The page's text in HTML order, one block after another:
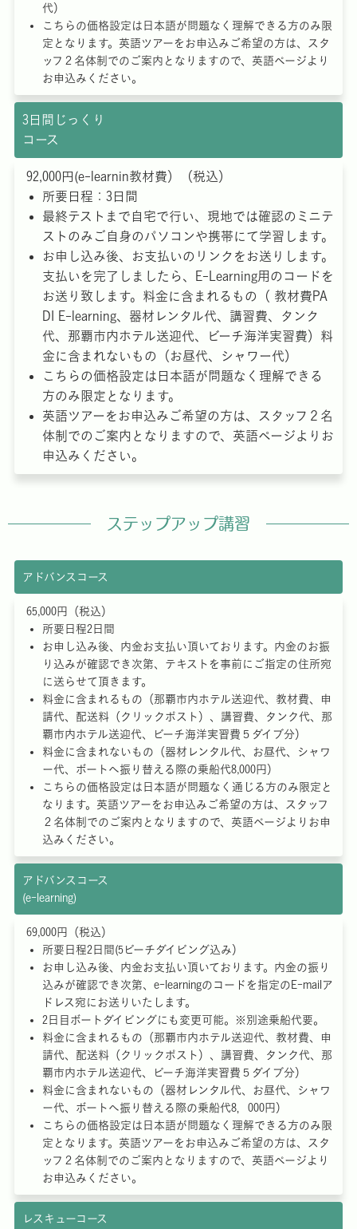
代）
こちらの価格設定は日本語が問題なく理解できる方のみ限
定となります。英語ツアーをお申込みご希望の方は、スタ
ッフ２名体制でのご案内となりますので、英語ページより
お申込みください。
3日間じっくり
コース
92,000円(e-learnin教材費）（税込）
所要日程：3日間
最終テストまで自宅で行い、現地では確認のミニテ
ストのみご自身のパソコンや携帯にて学習します。
お申し込み後、お支払いのリンクをお送りします。
支払いを完了しましたら、E-Learning用のコードを
お送り致します。料金に含まれるもの（ 教材費PA
DI E-learning、器材レンタル代、講習費、タンク
代、那覇市内ホテル送迎代、ビーチ海洋実習費）料
金に含まれないもの（お昼代、シャワー代）
こちらの価格設定は日本語が問題なく理解できる
方のみ限定となります。
英語ツアーをお申込みご希望の方は、スタッフ２名
体制でのご案内となりますので、英語ページよりお
申込みください。
ステップアップ講習
アドバンスコース
65,000円（税込）
所要日程2日間
お申し込み後、内金お支払い頂いております。内金のお振
り込みが確認でき次第、テキストを事前にご指定の住所宛
に送らせて頂きます。
料金に含まれるもの（那覇市内ホテル送迎代、教材費、申
請代、配送料（クリックポスト）、講習費、タンク代、那
覇市内ホテル送迎代、ビーチ海洋実習費５ダイブ分）
料金に含まれないもの（器材レンタル代、お昼代、シャワ
ー代、ボートへ振り替える際の乗船代8,000円）
こちらの価格設定は日本語が問題なく通じる方のみ限定と
なります。英語ツアーをお申込みご希望の方は、スタッフ
２名体制でのご案内となりますので、英語ページよりお申
込みください。
アドバンスコース
(e-learning)
69,000円（税込）
所要日程2日間(5ビーチダイビング込み）
お申し込み後、内金お支払い頂いております。内金の振り
込みが確認でき次第、e-learningのコードを指定のE-mailア
ドレス宛にお送りいたします。
2日目ボートダイビングにも変更可能。※別途乗船代要。
料金に含まれるもの（那覇市内ホテル送迎代、教材費、申
請代、配送料（クリックポスト）、講習費、タンク代、那
覇市内ホテル送迎代、ビーチ海洋実習費５ダイブ分）
料金に含まれないもの（器材レンタル代、お昼代、シャワ
ー代、ボートへ振り替える際の乗船代8，000円）
こちらの価格設定は日本語が問題なく理解できる方のみ限
定となります。英語ツアーをお申込みご希望の方は、スタ
ッフ２名体制でのご案内となりますので、英語ページより
お申込みください。
レスキューコース